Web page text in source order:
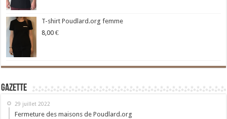
T-shirt Poudlard.org femme
8,00 €
Gazette
29 juillet 2022
Fermeture des maisons de Poudlard.org